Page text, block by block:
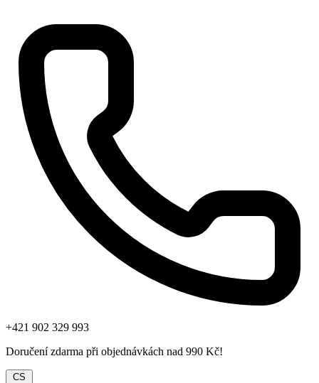
+421 902 329 993
Doručení zdarma při objednávkách nad 990 Kč!
CS